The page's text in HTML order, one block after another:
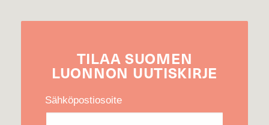
TILAA SUOMEN
LUONNON UUTIS­KIRJE
Sähköpostiosoite